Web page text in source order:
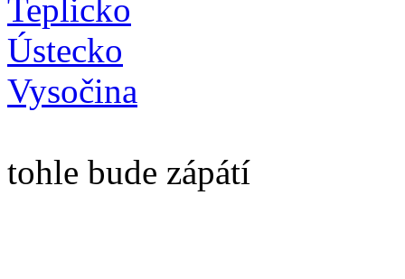
Teplicko
Ústecko
Vysočina
tohle bude zápátí